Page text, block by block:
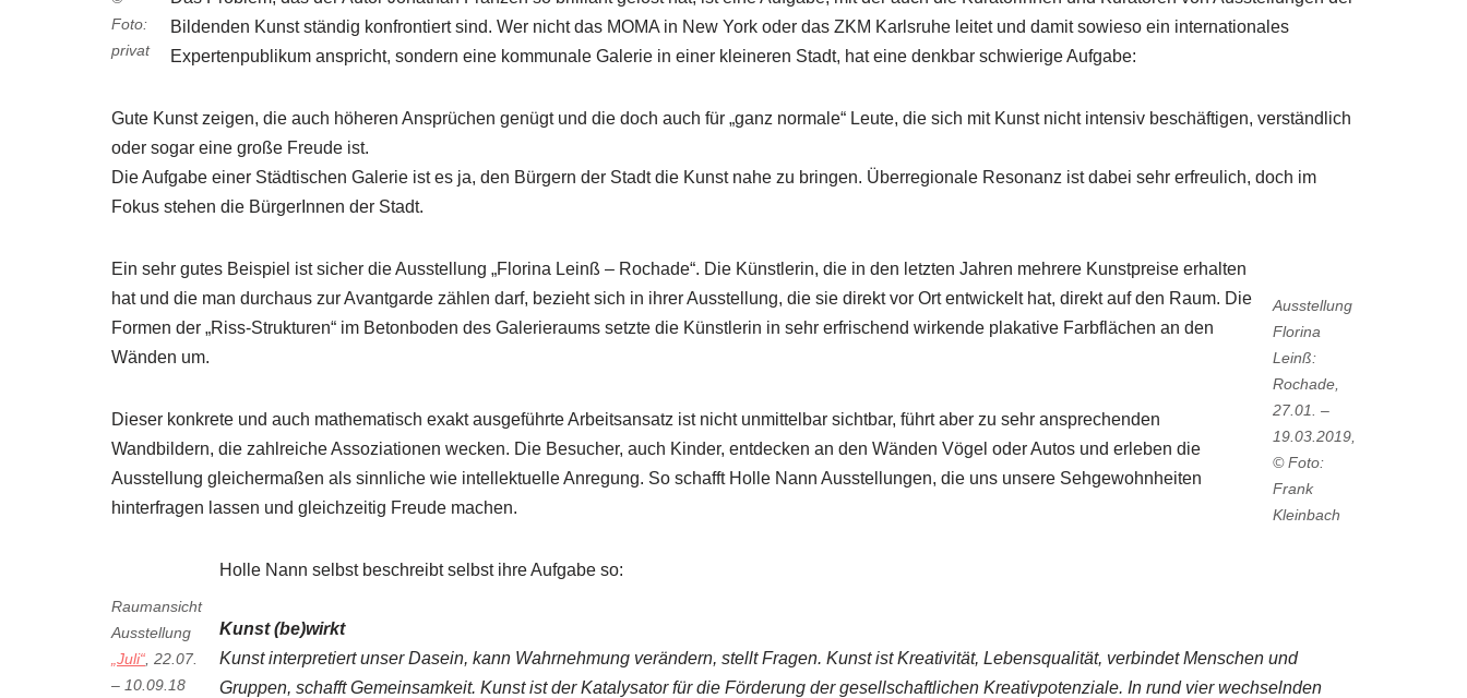
Foto:
privat
Bildenden Kunst ständig konfrontiert sind. Wer nicht das MOMA in New York oder das ZKM Karlsruhe leitet und damit sowieso ein internationales
Expertenpublikum anspricht, sondern eine kommunale Galerie in einer kleineren Stadt, hat eine denkbar schwierige Aufgabe:
Gute Kunst zeigen, die auch höheren Ansprüchen genügt und die doch auch für „ganz normale“ Leute, die sich mit Kunst nicht intensiv beschäftigen, verständlich
oder sogar eine große Freude ist.
Die Aufgabe einer Städtischen Galerie ist es ja, den Bürgern der Stadt die Kunst nahe zu bringen. Überregionale Resonanz ist dabei sehr erfreulich, doch im
Fokus stehen die BürgerInnen der Stadt.
Ausstellung
Florina
Leinß:
Rochade,
27.01. –
19.03.2019,
© Foto:
Frank
Kleinbach
Ein sehr gutes Beispiel ist sicher die Ausstellung „Florina Leinß – Rochade“. Die Künstlerin, die in den letzten Jahren mehrere Kunstpreise erhalten
hat und die man durchaus zur Avantgarde zählen darf, bezieht sich in ihrer Ausstellung, die sie direkt vor Ort entwickelt hat, direkt auf den Raum. Die
Formen der „Riss-Strukturen“ im Betonboden des Galerieraums setzte die Künstlerin in sehr erfrischend wirkende plakative Farbflächen an den
Wänden um.
Dieser konkrete und auch mathematisch exakt ausgeführte Arbeitsansatz ist nicht unmittelbar sichtbar, führt aber zu sehr ansprechenden
Wandbildern, die zahlreiche Assoziationen wecken. Die Besucher, auch Kinder, entdecken an den Wänden Vögel oder Autos und erleben die
Ausstellung gleichermaßen als sinnliche wie intellektuelle Anregung. So schafft Holle Nann Ausstellungen, die uns unsere Sehgewohnheiten
hinterfragen lassen und gleichzeitig Freude machen.
Raumansicht
Ausstellung
„Juli“ , 22.07.
– 10.09.18
Holle Nann selbst beschreibt selbst ihre Aufgabe so:
Kunst (be)wirkt
Kunst interpretiert unser Dasein, kann Wahrnehmung verändern, stellt Fragen. Kunst ist Kreativität, Lebensqualität, verbindet Menschen und
Gruppen, schafft Gemeinsamkeit. Kunst ist der Katalysator für die Förderung der gesellschaftlichen Kreativpotenziale. In rund vier wechselnden